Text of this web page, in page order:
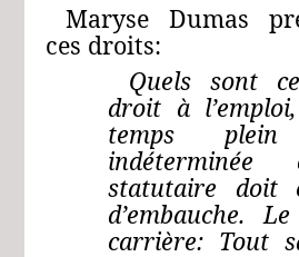
Maryse Dumas
ces droits:
Quels sont
droit à
temps
indéterminée
statutaire doit
d’embauche.
carrière: Tout